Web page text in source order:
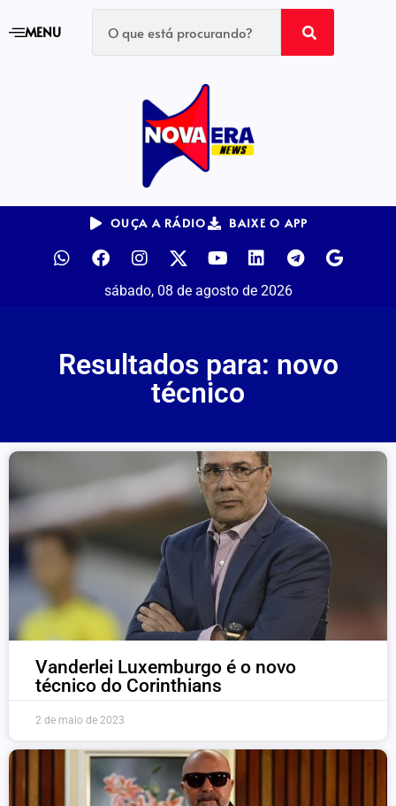
MENU
OUÇA A RÁDIO BAIXE O APP
sábado, 08 de agosto de 2026
Resultados para: novo
técnico
Vanderlei Luxemburgo é o novo
técnico do Corinthians
2 de maio de 2023